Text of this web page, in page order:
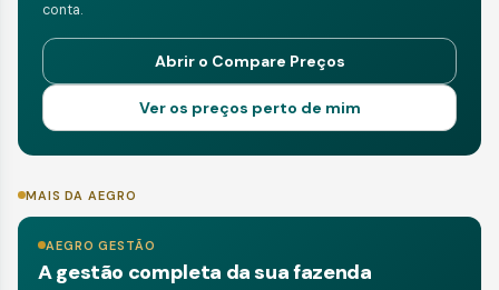
conta.
Abrir o Compare Preços
Ver os preços perto de mim
MAIS DA AEGRO
AEGRO GESTÃO
A gestão completa da sua fazenda